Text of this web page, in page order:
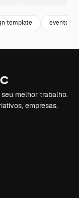
template evento
melhor trabalho.
empresas,